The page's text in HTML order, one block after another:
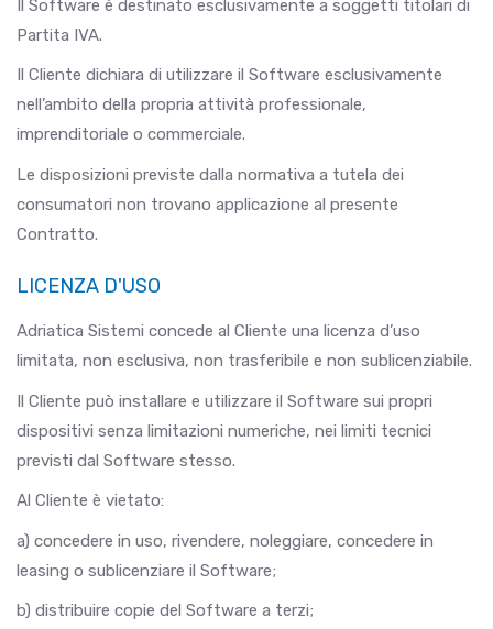
Il Software è destinato esclusivamente a soggetti titolari di
Partita IVA.
Il Cliente dichiara di utilizzare il Software esclusivamente
nell’ambito della propria attività professionale,
imprenditoriale o commerciale.
Le disposizioni previste dalla normativa a tutela dei
consumatori non trovano applicazione al presente
Contratto.
LICENZA D'USO
Adriatica Sistemi concede al Cliente una licenza d’uso
limitata, non esclusiva, non trasferibile e non sublicenziabile.
Il Cliente può installare e utilizzare il Software sui propri
dispositivi senza limitazioni numeriche, nei limiti tecnici
previsti dal Software stesso.
Al Cliente è vietato:
a) concedere in uso, rivendere, noleggiare, concedere in
leasing o sublicenziare il Software;
b) distribuire copie del Software a terzi;